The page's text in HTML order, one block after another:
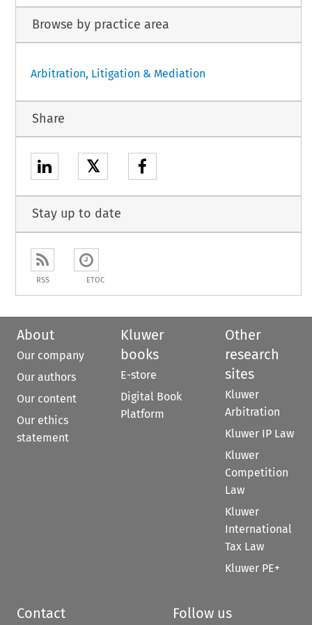
Browse by practice area
Arbitration, Litigation & Mediation
Share
𝕏
Stay up to date
RSS ETOC
About
Our company
Our authors
Our content
Our ethics
statement
Kluwer
books
E-store
Digital Book
Platform
Other
research
sites
Kluwer
Arbitration
Kluwer IP Law
Kluwer
Competition
Law
Kluwer
International
Tax Law
Kluwer PE+
Contact Follow us